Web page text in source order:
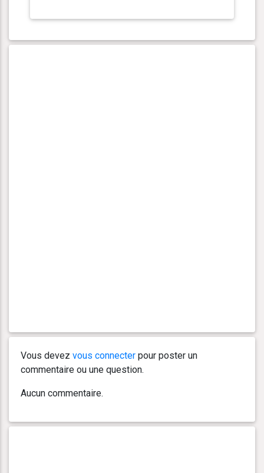
Vous devez vous connecter pour poster un
commentaire ou une question.
Aucun commentaire.